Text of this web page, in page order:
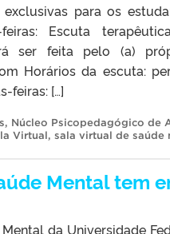
para os
feiras: Escuta
ser feita pelo (a)
Horários da escuta:
feiras: […]
, Núcleo Psicopedagógico de
Virtual, sala virtual de saúde
Mental tem
da Universidade